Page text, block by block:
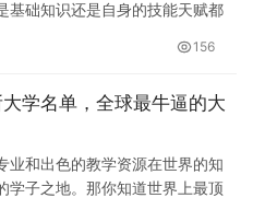
基础知识还是自身的技能天赋都
156
学名单，全球最牛逼的大
业和出色的教学资源在世界的知
学子之地。那你知道世界上最顶